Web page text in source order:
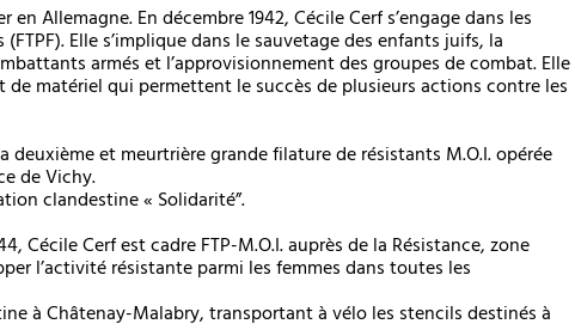
Allemagne. En décembre 1942, Cécile Cerf s’engage dans les
Elle s’implique dans le sauvetage des enfants juifs, la
armés et l’approvisionnement des groupes de combat. Elle
de matériel qui permettent le succès de plusieurs actions contre les
deuxième et meurtrière grande filature de résistants M.O.I. opérée
de Vichy.
clandestine « Solidarité”.
Cécile Cerf est cadre FTP-M.O.I. auprès de la Résistance, zone
l’activité résistante parmi les femmes dans toutes les
à Châtenay-Malabry, transportant à vélo les stencils destinés à